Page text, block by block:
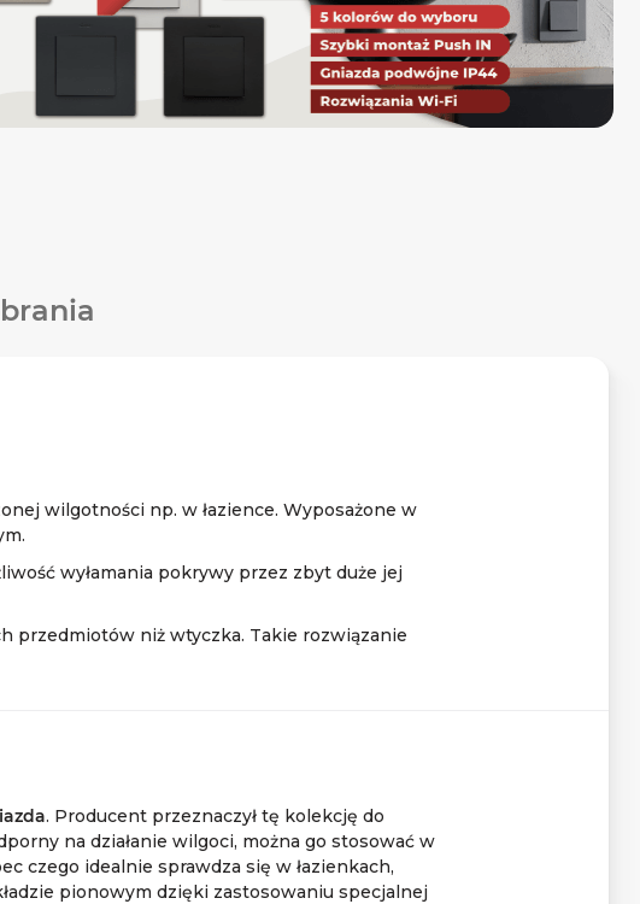
wilgotności np. w łazience. Wyposażone w
wyłamania pokrywy przez zbyt duże jej
przedmiotów niż wtyczka. Takie rozwiązanie
. Producent przeznaczył tę kolekcję do
na działanie wilgoci, można go stosować w
czego idealnie sprawdza się w łazienkach,
pionowym dzięki zastosowaniu specjalnej